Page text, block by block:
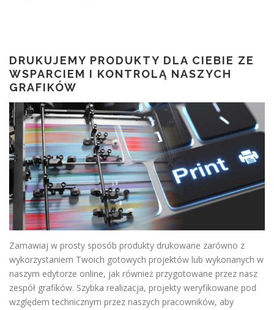
DRUKUJEMY PRODUKTY DLA CIEBIE ZE
WSPARCIEM I KONTROLĄ NASZYCH
GRAFIKÓW
Zamawiaj w prosty sposób produkty drukowane zarówno z
wykorzystaniem Twoich gotowych projektów lub wykonanych w
naszym edytorze online, jak również przygotowane przez nasz
zespół grafików. Szybka realizacja, projekty weryfikowane pod
względem technicznym przez naszych pracowników, aby